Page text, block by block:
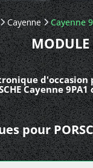
Cayenne Cayenne
MODULE
d'occasion
Cayenne
pour